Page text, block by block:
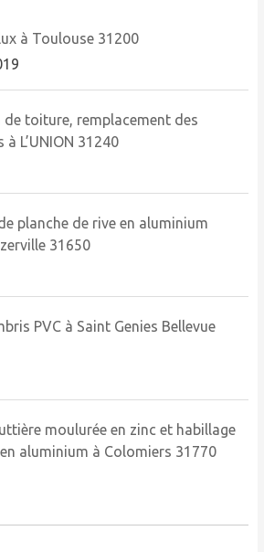
à Toulouse 31200
de toiture, remplacement des
L’UNION 31240
planche de rive en aluminium
31650
PVC à Saint Genies Bellevue
moulurée en zinc et habillage
aluminium à Colomiers 31770